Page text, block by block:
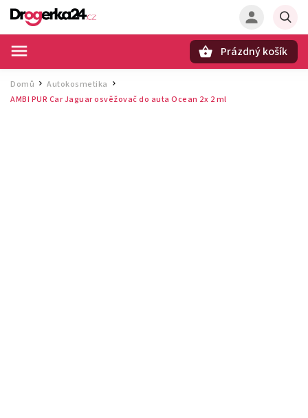
Prázdný košík
Domů / Autokosmetika
AMBI PUR Car Jaguar osvěžovač do auta Ocean 2x 2 ml